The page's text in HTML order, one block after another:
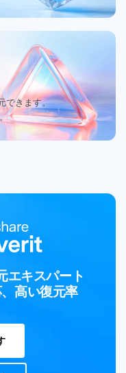
できます。
エキスパート
高い復元率